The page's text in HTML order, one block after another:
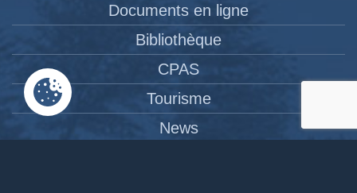
Documents en ligne
Bibliothèque
CPAS
Tourisme
News